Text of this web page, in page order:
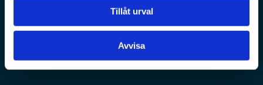
Tillåt urval
Avvisa